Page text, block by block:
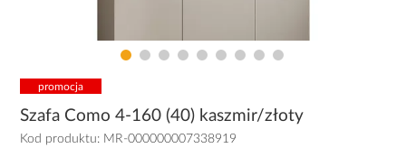
promocja
Szafa Como 4-160 (40) kaszmir/złoty
Kod produktu: MR-000000007338919